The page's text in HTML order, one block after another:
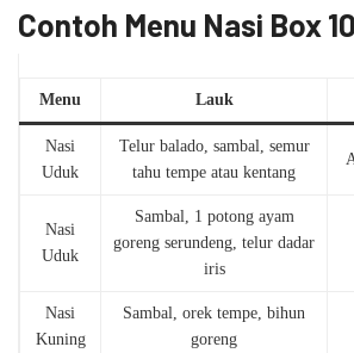
Contoh Menu Nasi Box
Menu Lauk
Nasi
Uduk
Telur balado, sambal, semur
tahu tempe atau kentang
Nasi
Uduk
Sambal, 1 potong ayam
goreng serundeng, telur dadar
iris
Nasi
Kuning
Sambal, orek tempe, bihun
goreng